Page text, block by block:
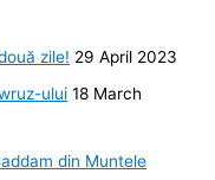
zile! 29 April 2023
ului 18 March
din Muntele